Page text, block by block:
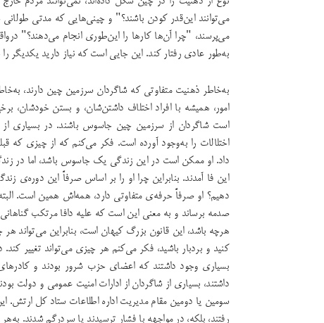
می‌توانند این‌قدر کودن باشند؟" و چینی‌هایی که مدتی طولانی
می‌پرسند، "چرا آن‌ها کارها را این‌طوری انجام می‌دهند؟"
به‌طور عادی رفتار کند. این جایی است که نیاز دارید یکدیگر
به‌خاطر ذهنیت‌ متفاوتی که شاگردان سرزمین چین دارند،
امور، همیشه با افراد اختلاف داشتن‌شان، و بستن‌
است شاگردان از سرزمین چین جاسوس باشند. در بسیاری
اختلالات را به‌وجود آورده است. فکر می‌کنم که از چیزی که
داد. او ممکن است در این زندگی یک جاسوس باشد، اما در
این فا آمدند. بنابراین چرا او را بر اساس صرفاً این دوره‌ی
دهیم؟ او صرفاً حرفه‌ی متفاوتی دارد،‌ همه‌اش همین است.
صدمه برساند و به معنی این است که علیه دافا مرتکب
هرچه باشد، این قانون بزرگ کیهان است،‌ بنابراین می‌تواند
کنید و بردبار باشید،‌ فکر می‌کنم هر چیزی می‌تواند تغییر
بسیاری وجود داشتند که اعضای حزب شرور بودند و
داشتند، بسیاری از شاگردان از ادارات امنیت عمومی و دولت
سومین یا دومین مقام مدیریت اداره اطلاعات ستاد کل
رفتند، بلکه، در مواجهه با فشار ترسیدند یا سردرگم